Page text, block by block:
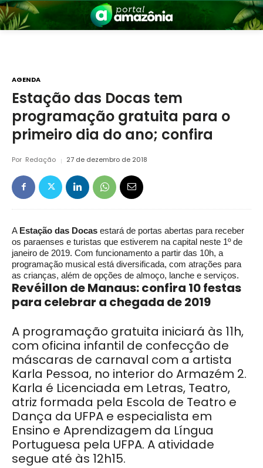
Amazônia
AGENDA
Estação das Docas tem
programação gratuita para o
primeiro dia do ano; confira
Por Redação 27 de dezembro de 2018
A Estação das Docas estará de portas abertas para receber
os paraenses e turistas que estiverem na capital neste 1º de
janeiro de 2019. Com funcionamento a partir das 10h, a
programação musical está diversificada, com atrações para
as crianças, além de opções de almoço, lanche e serviços.
Revéillon de Manaus: confira 10 festas
para celebrar a chegada de 2019
A programação gratuita iniciará às 11h,
com oficina infantil de confecção de
máscaras de carnaval com a artista
Karla Pessoa, no interior do Armazém 2.
Karla é Licenciada em Letras, Teatro,
atriz formada pela Escola de Teatro e
Dança da UFPA e especialista em
Ensino e Aprendizagem da Língua
Portuguesa pela UFPA. A atividade
segue até às 12h15.